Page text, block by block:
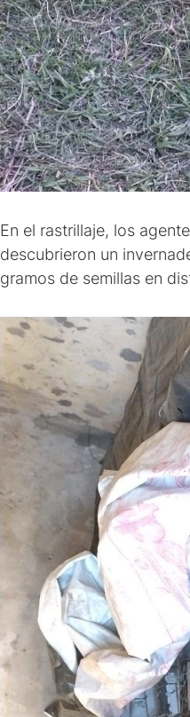
En el rastrillaje, los
descubrieron un
gramos de semillas en